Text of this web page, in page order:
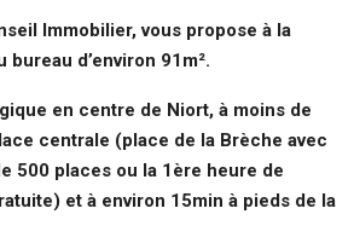
Immobilier, vous propose à la
d’environ 91m².
en centre de Niort, à moins de
centrale (place de la Brèche avec
500 places ou la 1ère heure de
et à environ 15min à pieds de la